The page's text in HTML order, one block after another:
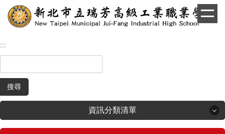
跳
到
內
:::
搜尋
資訊分類清單